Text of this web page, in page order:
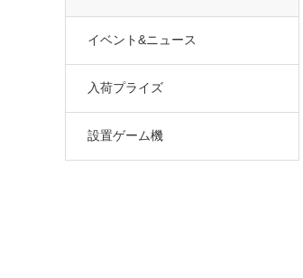
イベント&ニュース
入荷プライズ
設置ゲーム機